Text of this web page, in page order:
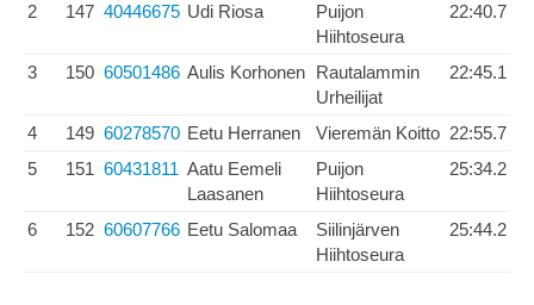
2 147 40446675 Udi Riosa
Puijon
Hiihtoseura
22:40.7
3 150 60501486 Aulis Korhonen Rautalammin
Urheilijat
22:45.1
4 149 60278570 Eetu Herranen Vieremän Koitto 22:55.7
5
151 60431811 Aatu Eemeli
Laasanen
Puijon
Hiihtoseura
25:34.2
6 152 60607766 Eetu Salomaa
Siilinjärven
Hiihtoseura
25:44.2